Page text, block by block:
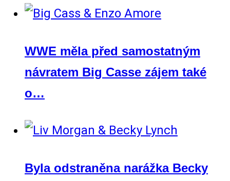
WWE měla před samostatným
návratem Big Casse zájem také
o…
Byla odstraněna narážka Becky